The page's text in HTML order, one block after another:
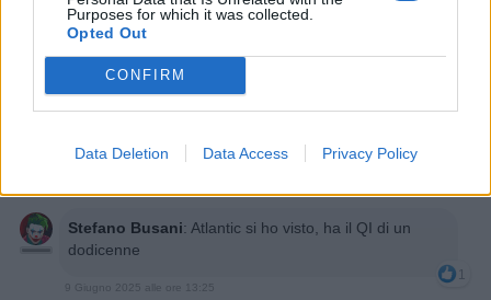
Purposes for which it was collected.
Opted Out
CONFIRM
Data Deletion Data Access Privacy Policy
completamente analfabeta non può essere che un
complimento... La tua immagine rispecchia quello che
sei un pagliaccio 🤡
9 Giugno 2025 alle ore 11:00
Stefano Busani: Atlantic si ho visto, ha il QI di un
dodicenne
1
9 Giugno 2025 alle ore 13:25